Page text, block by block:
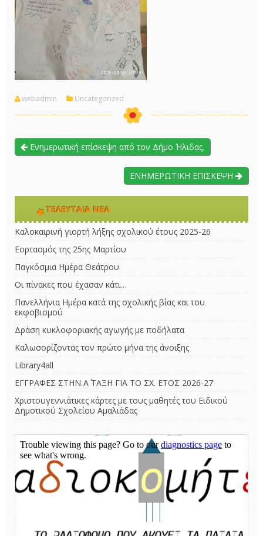
webadmin Uncategorized
Ενημερωτική επίσκεψη από τον Δήμο Ήλιδας.
ΕΝΗΜΕΡΩΤΙΚΗ ΕΠΙΣΚΕΨΗ
ΤΕΛΕΥΤΑΊΑ ΝΈΑ
Καλοκαιρινή γιορτή λήξης σχολικού έτους 2025-26
Εορτασμός της 25ης Μαρτίου
Παγκόσμια Ημέρα Θεάτρου
Οι πίνακες που έχασαν κάτι…
Πανελλήνια Ημέρα κατά της σχολικής βίας και του
εκφοβισμού
Δράση κυκλοφοριακής αγωγής με ποδήλατα
Καλωσορίζοντας τον πρώτο μήνα της άνοιξης
Library4all
ΕΓΓΡΑΦΕΣ ΣΤΗΝ Α΄ ΤΑΞΗ ΓΙΑ ΤΟ ΣΧ. ΕΤΟΣ 2026-27
Χριστουγεννιάτικες κάρτες με τους μαθητές του Ειδικού
Δημοτικού Σχολείου Αμαλιάδας